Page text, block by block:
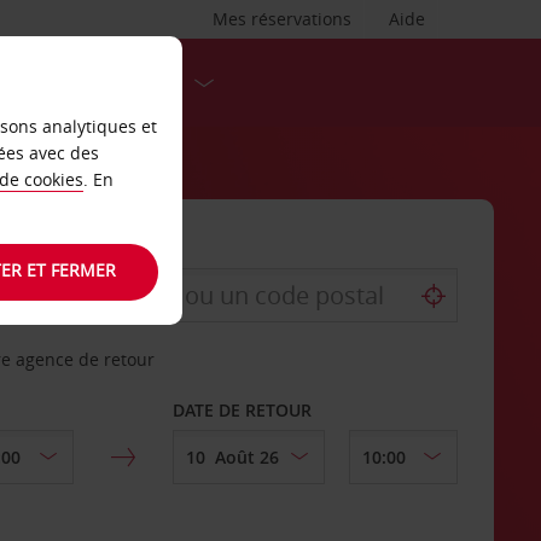
Aide
Mes réservations
agence de retour
DATE DE RETOUR
analytiques et
avec des
cookies. En
ET FERMER